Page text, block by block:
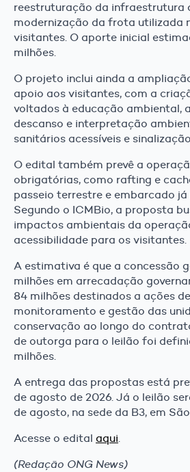
reestruturação da infraestrutura
modernização da frota utilizada
visitantes. O aporte inicial
milhões.
O projeto inclui ainda a
apoio aos visitantes, com a
voltados à educação ambiental,
descanso e interpretação
sanitários acessíveis e
O edital também prevê a
obrigatórias, como rafting e
passeio terrestre e embarcado
Segundo o ICMBio, a proposta
impactos ambientais da
acessibilidade para os visitantes.
A estimativa é que a concessão
milhões em arrecadação
84 milhões destinados a ações
monitoramento e gestão das
conservação ao longo do
de outorga para o leilão foi
milhões.
A entrega das propostas está
de agosto de 2026. Já o leilão
de agosto, na sede da B3, em
Acesse o edital aqui.
(Redação ONG News)